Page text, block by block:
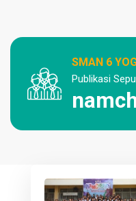
SMAN 6
Publikasi